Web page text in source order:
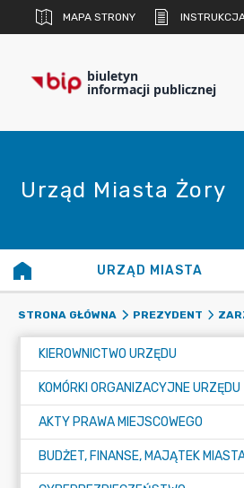
MAPA STRONY
biuletyn
informacji publicznej
Urząd Miasta Żory
URZĄD MIASTA
STRONA GŁÓWNA PREZYDENT
KIEROWNICTWO URZĘDU
KOMÓRKI ORGANIZACYJNE URZĘDU
AKTY PRAWA MIEJSCOWEGO
BUDŻET, FINANSE, MAJĄTEK